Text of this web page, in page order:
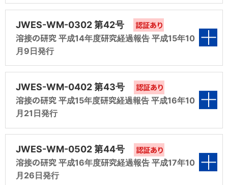
第6編 溶接の安全・衛生管理に関するガイドラ
インの作成（平成7年度 調査第6分科会 報告）
第7編 溶接材料のJISと外国規格との比較（平
成7年度 規格化第9分科会 報告）
報告）
第5編 溶接の安全・衛生管理に関するガイドラ
インの作成（平成8年度 調査第6分科会 報告）
第6編 溶接材料JlSとlSO規格の整合化（平成8
年度 規格化第9分科会 報告）
第4編 建築構造用溶接材料の検討（平成9年度
共研第4分科会 報告）
第5編 オーステナイ系ステンレス鋼溶接金属の
高温特性調査（平成9年度 調査第5分科会 報
告）
インの作成（平成9年度 規格化第6分科会 報
告）
第7編 溶接材料のJISとISO規格の整合化（平
第3編 炭素鋼及び低合金用サブマージアーク溶
接材料のJIS改正素案作成（平成10年度 調査
第3分科会 報告）
第4編 建築構造用溶接材料の検討（平成10年
度 共研第4分科会 報告）
第5編 オーステナイト系ステンレス鋼溶接金属
の高温特性調査（平成10年度 共研第5分科会
報告）
第6編 溶接材料のJISとISO規格の整合化（平
接材料の使用動向とニーズ調査（平成11年度
調査第1分科会 報告）
第2編 溶接材料の国際規格適正化調査研究
（平成11年度 調査第2分科会 報告）
第3編 炭素鋼及び低合金鋼用サブマージアーク
溶接材料のJIS改正素案作成（平成11年度 調
第4編 建築構造用溶接材料の検討（平成11年
度 共研第4分科会 報告）
に関する調査（平成12年度 調査第1分科会 報
告）
第2編 溶接材料の国際規格適正化調査研究
（平成12年度 調査第2分科会 報告）
第3編 すみ肉溶接の耐ペイント性の評価方法の
検討（平成12年度 調査第3分科会 報告）
に関する調査（平成13年度 調査第1分科会 報
告）
第2編 溶接材料の国際規格適正化調査研究
JWES-WM-0302 第42号 認証あり
溶接の研究 平成14年度研究経過報告 平成15年10
月9日発行
JWES-WM-0402 第43号 認証あり
溶接の研究 平成15年度研究経過報告 平成16年10
月21日発行
JWES-WM-0502 第44号 認証あり
溶接の研究 平成16年度研究経過報告 平成17年10
月26日発行